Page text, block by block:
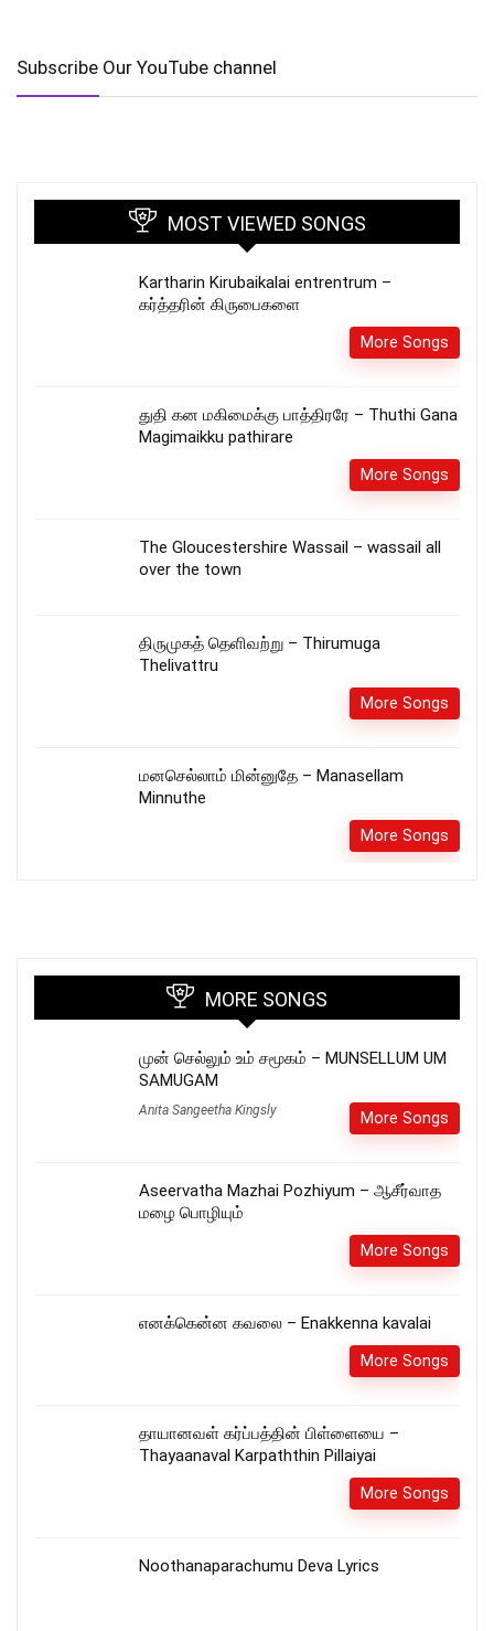
Subscribe Our YouTube channel
MOST VIEWED SONGS
Kartharin Kirubaikalai entrentrum –
கர்த்தரின் கிருபைகளை
More Songs
துதி கன மகிமைக்கு பாத்திரரே – Thuthi Gana
Magimaikku pathirare
More Songs
The Gloucestershire Wassail – wassail all
over the town
திருமுகத் தெளிவற்று – Thirumuga
Thelivattru
More Songs
மனசெல்லாம் மின்னுதே – Manasellam
Minnuthe
More Songs
MORE SONGS
முன் செல்லும் உம் சமூகம் – MUNSELLUM UM
SAMUGAM
Anita Sangeetha Kingsly More Songs
Aseervatha Mazhai Pozhiyum – ஆசீர்வாத
மழை பொழியும்
More Songs
எனக்கென்ன கவலை – Enakkenna kavalai
More Songs
தாயானவள் கர்ப்பத்தின் பிள்ளையை –
Thayaanaval Karpaththin Pillaiyai
More Songs
Noothanaparachumu Deva Lyrics